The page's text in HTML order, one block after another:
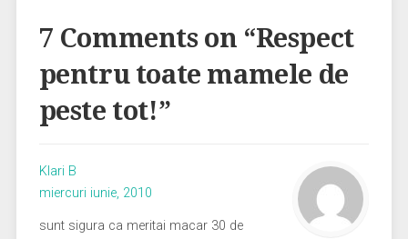
7 Comments on “Respect
pentru toate mamele de
peste tot!”
Klari B
miercuri iunie, 2010
sunt sigura ca meritai macar 30 de